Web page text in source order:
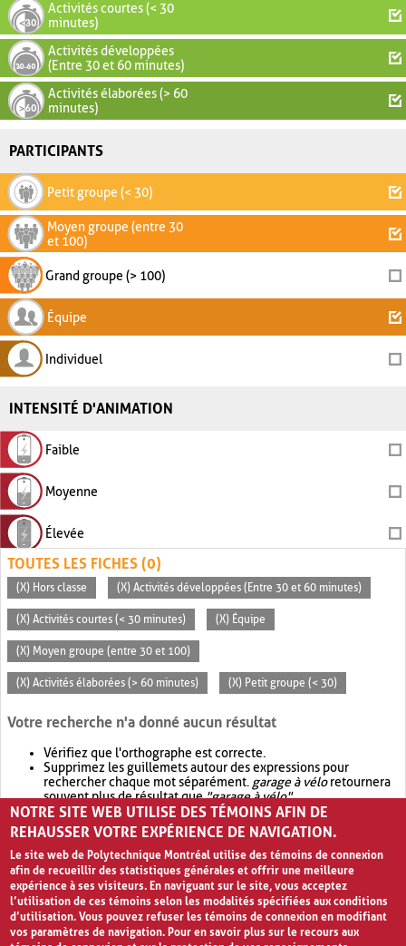
Activités courtes (< 30
minutes)
Activités développées
(Entre 30 et 60 minutes)
Activités élaborées (> 60
minutes)
PARTICIPANTS
Petit groupe (< 30)
Moyen groupe (entre 30
et 100)
Grand groupe (> 100)
Équipe
Individuel
INTENSITÉ D'ANIMATION
Faible
Moyenne
Élevée
TOUTES LES FICHES (0)
(X) Hors classe (X) Activités développées (Entre 30 et 60 minutes)
(X) Activités courtes (< 30 minutes) (X) Équipe
(X) Moyen groupe (entre 30 et 100)
(X) Activités élaborées (> 60 minutes) (X) Petit groupe (< 30)
Votre recherche n'a donné aucun résultat
Vérifiez que l'orthographe est correcte.
Supprimez les guillemets autour des expressions pour
rechercher chaque mot séparément. garage à véloretournera
souvent plus de résultat que"garage à vélo".
Envisagez d'élargir votre recherche avec OR.garage OR vélo
retournera souvent plus de résultat quegarage à vélo
NOTRE SITE WEB UTILISE DES TÉMOINS AFIN DE
REHAUSSER VOTRE EXPÉRIENCE DE NAVIGATION.
Le site web de Polytechnique Montréal utilise des témoins de connexion
afin de recueillir des statistiques générales et offrir une meilleure
expérience à ses visiteurs. En naviguant sur le site, vous acceptez
l’utilisation de ces témoins selon les modalités spécifiées aux conditions
d’utilisation. Vous pouvez refuser les témoins de connexion en modifiant
vos paramètres de navigation. Pour en savoir plus sur le recours aux